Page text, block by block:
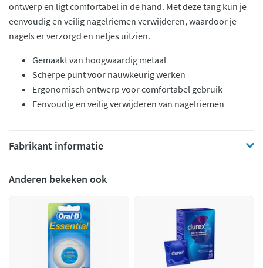
ontwerp en ligt comfortabel in de hand. Met deze tang kun je
eenvoudig en veilig nagelriemen verwijderen, waardoor je
nagels er verzorgd en netjes uitzien.
Gemaakt van hoogwaardig metaal
Scherpe punt voor nauwkeurig werken
Ergonomisch ontwerp voor comfortabel gebruik
Eenvoudig en veilig verwijderen van nagelriemen
Fabrikant informatie
Anderen bekeken ook